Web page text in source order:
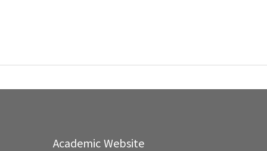
Academic Website